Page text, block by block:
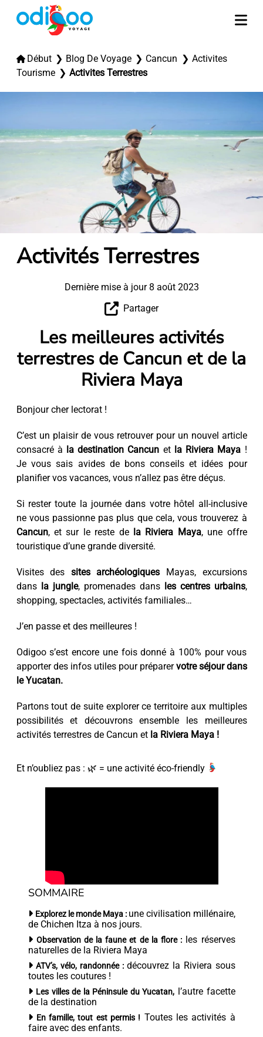
Début Blog De Voyage Cancun
Activites
Tourisme
Activites Terrestres
Activités Terrestres
Dernière mise à jour 8 août 2023
Partager
Les meilleures activités
terrestres de Cancun et de la
Riviera Maya
Bonjour cher lectorat !
C’est un plaisir de vous retrouver pour un nouvel article
consacré à la destination Cancun et la Riviera Maya !
Je vous sais avides de bons conseils et idées pour
planifier vos vacances, vous n’allez pas être déçus.
Si rester toute la journée dans votre hôtel all-inclusive
ne vous passionne pas plus que cela, vous trouverez à
Cancun, et sur le reste de la Riviera Maya, une offre
touristique d’une grande diversité.
Visites des sites archéologiques Mayas, excursions
dans la jungle, promenades dans les centres urbains,
shopping, spectacles, activités familiales…
J’en passe et des meilleures !
Odigoo s’est encore une fois donné à 100% pour vous
apporter des infos utiles pour préparervotre séjour dans
le Yucatan.
Partons tout de suite explorer ce territoire aux multiples
possibilités et découvrons ensemble les meilleures
activités terrestres de Cancun et la Riviera Maya !
Et n’oubliez pas : 🌿 = une activité éco-friendly
SOMMAIRE
Explorez le monde Maya : une civilisation millénaire,
de Chichen Itza à nos jours.
Observation de la faune et de la flore :
les réserves
naturelles de la Riviera Maya
ATV’s, vélo, randonnée :découvrez la Riviera sous
toutes les coutures !
Les villes de la Péninsule du Yucatan,
l’autre facette
de la destination
En famille, tout est permis ! Toutes les activités à
faire avec des enfants.